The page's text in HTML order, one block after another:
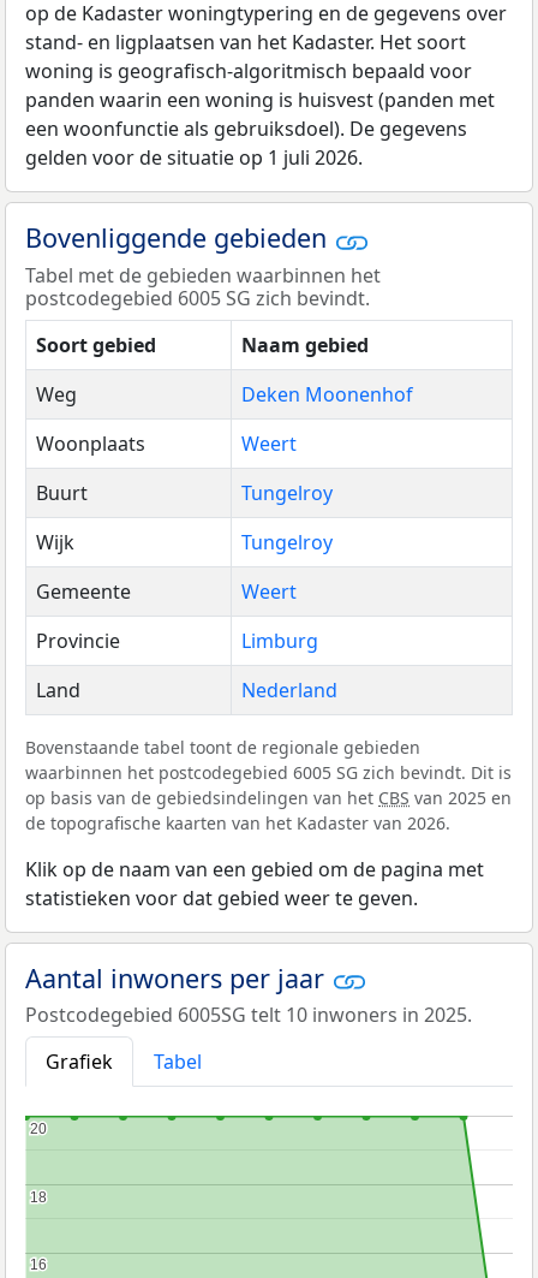
op de Kadaster woningtypering en de gegevens over
stand- en ligplaatsen van het Kadaster. Het soort
woning is geografisch-algoritmisch bepaald voor
panden waarin een woning is huisvest (panden met
een woonfunctie als gebruiksdoel). De gegevens
gelden voor de situatie op 1 juli 2026.
Bovenliggende gebieden
Tabel met de gebieden waarbinnen het
postcodegebied 6005 SG zich bevindt.
Soort gebied
Naam gebied
Weg
Deken Moonenhof
Woonplaats
Weert
Buurt
Tungelroy
Wijk
Tungelroy
Gemeente
Weert
Provincie
Limburg
Land
Nederland
Bovenstaande tabel toont de regionale gebieden
waarbinnen het postcodegebied 6005 SG zich bevindt. Dit is
op basis van de gebiedsindelingen van het CBS van 2025 en
de topografische kaarten van het Kadaster van 2026.
Klik op de naam van een gebied om de pagina met
statistieken voor dat gebied weer te geven.
Aantal inwoners per jaar
Postcodegebied 6005SG telt 10 inwoners in 2025.
Grafiek
Tabel
16
16
18
18
20
20